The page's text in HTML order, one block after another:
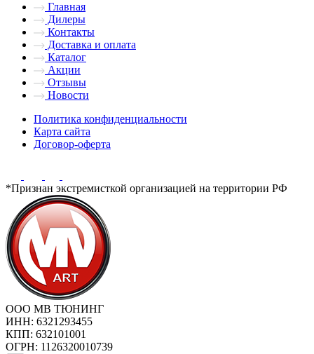
Главная
Дилеры
Контакты
Доставка и оплата
Каталог
Акции
Отзывы
Новости
Политика конфиденциальности
Карта сайта
Договор-оферта
*Признан экстремисткой организацией на территории РФ
ООО МВ ТЮНИНГ
ИНН: 6321293455
КПП: 632101001
ОГРН: 1126320010739